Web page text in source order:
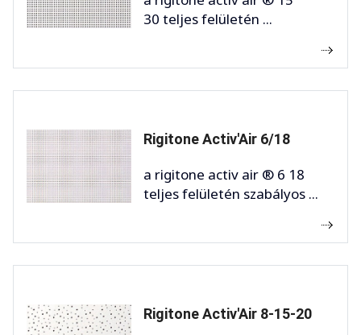
30 teljes felületén ...
Rigitone Activ'Air 6/18
a rigitone activ air ® 6 18
teljes felületén szabályos ...
Rigitone Activ'Air 8-15-20